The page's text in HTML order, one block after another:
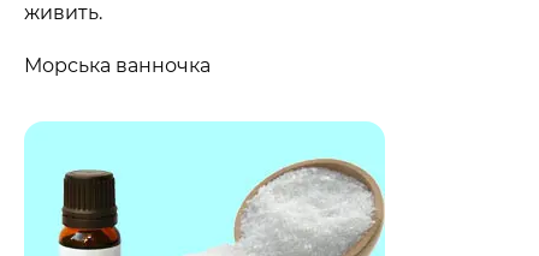
живить.
Морська ванночка